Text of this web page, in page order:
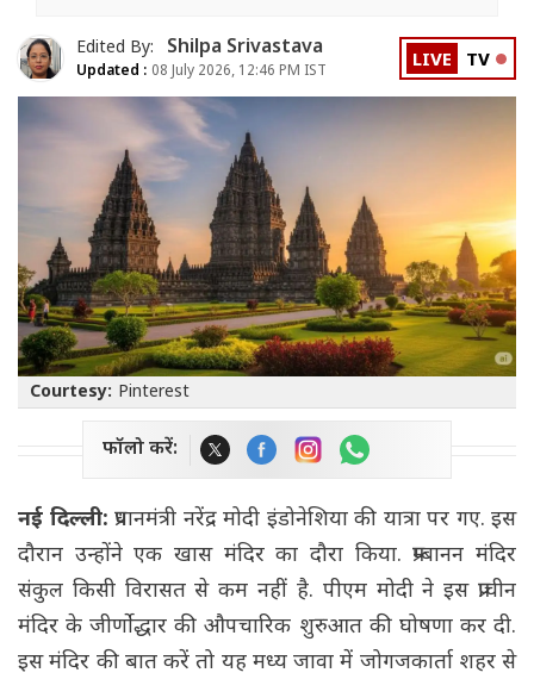
Edited By: Shilpa Srivastava
Updated : 08 July 2026, 12:46 PM IST LIVE TV
Courtesy: Pinterest
फॉलो करें:
नई दिल्ली: प्रधानमंत्री नरेंद्र मोदी इंडोनेशिया की यात्रा पर गए. इस
दौरान उन्होंने एक खास मंदिर का दौरा किया. प्रम्बानन मंदिर
संकुल किसी विरासत से कम नहीं है. पीएम मोदी ने इस प्राचीन
मंदिर के जीर्णोद्धार की औपचारिक शुरुआत की घोषणा कर दी.
इस मंदिर की बात करें तो यह मध्य जावा में जोगजकार्ता शहर से